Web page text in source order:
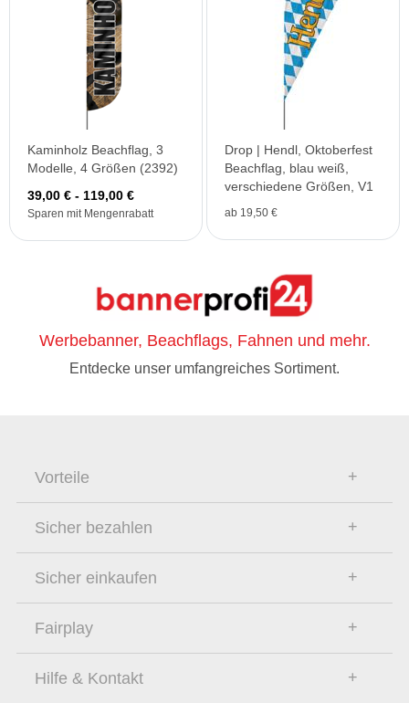
Kaminholz Beachflag, 3
Modelle, 4 Größen (2392)
39,00 € - 119,00 €
Sparen mit Mengenrabatt
Drop | Hendl, Oktoberfest
Beachflag, blau weiß,
verschiedene Größen, V1
ab 19,50 €
Werbebanner, Beachflags, Fahnen und mehr.
Entdecke unser umfangreiches Sortiment.
Vorteile
Sicher bezahlen
Sicher einkaufen
Fairplay
Hilfe & Kontakt